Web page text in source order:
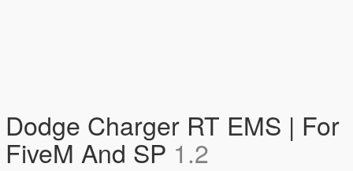
Dodge Charger RT EMS | For
FiveM And SP 1.2